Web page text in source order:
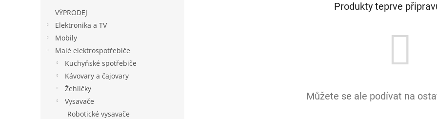
VÝPRODEJ
Elektronika a TV
Mobily
Malé elektrospotřebiče
Kuchyňské spotřebiče
Kávovary a čajovary
Žehličky
Vysavače
Robotické vysavače
Produkty teprve
Můžete se ale podívat na